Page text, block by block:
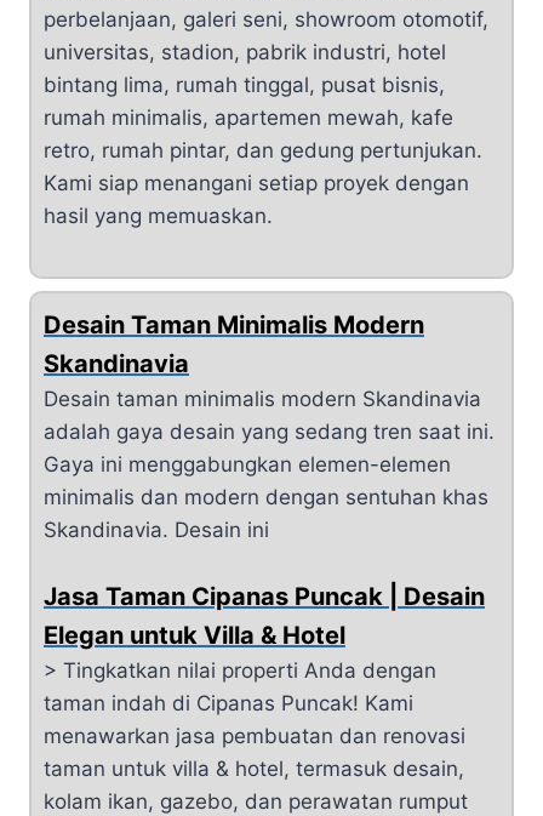
perbelanjaan, galeri seni, showroom otomotif,
universitas, stadion, pabrik industri, hotel
bintang lima, rumah tinggal, pusat bisnis,
rumah minimalis, apartemen mewah, kafe
retro, rumah pintar, dan gedung pertunjukan.
Kami siap menangani setiap proyek dengan
hasil yang memuaskan.
Desain Taman Minimalis Modern
Skandinavia
Desain taman minimalis modern Skandinavia
adalah gaya desain yang sedang tren saat ini.
Gaya ini menggabungkan elemen-elemen
minimalis dan modern dengan sentuhan khas
Skandinavia. Desain ini
Jasa Taman Cipanas Puncak | Desain
Elegan untuk Villa & Hotel
> Tingkatkan nilai properti Anda dengan
taman indah di Cipanas Puncak! Kami
menawarkan jasa pembuatan dan renovasi
taman untuk villa & hotel, termasuk desain,
kolam ikan, gazebo, dan perawatan rumput